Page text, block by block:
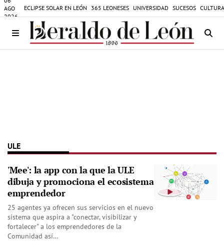
AGO
2026
ECLIPSE SOLAR EN LEÓN 365 LEONESES UNIVERSIDAD SUCESOS
ULE
'Mee': la app con la que la ULE
dibuja y promociona el ecosistema
emprendedor
25 agentes ya ofrecen sus servicios en el nuevo
sistema que aspira a "conectar, visibilizar y
fortalecer" a los emprendedores de la
Comunidad así…